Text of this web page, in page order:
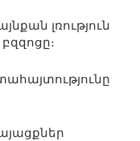
լռություն